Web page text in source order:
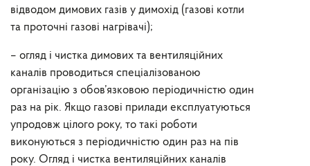
відводом димових газів у димохід (газові котли
та проточні газові нагрівачі);
– огляд і чистка димових та вентиляційних
каналів проводиться спеціалізованою
організацію з обов’язковою періодичністю один
раз на рік. Якщо газові прилади експлуатуються
упродовж цілого року, то такі роботи
виконуються з періодичністю один раз на пів
року. Огляд і чистка вентиляційних каналів